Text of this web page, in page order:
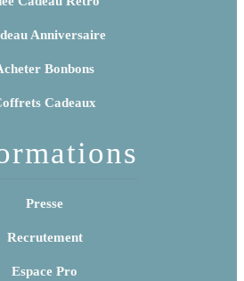
Anniversaire
Bonbons
Cadeaux
Presse
Recrutement
Espace Pro